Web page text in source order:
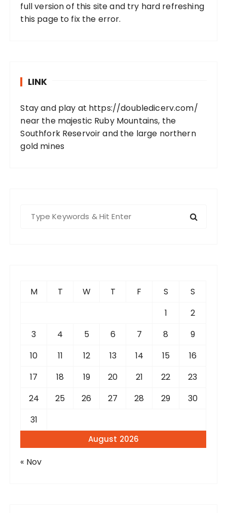
full version of this site and try hard refreshing
this page to fix the error.
LINK
Stay and play at https://doubledicerv.com/
near the majestic Ruby Mountains, the
Southfork Reservoir and the large northern
gold mines
August 2026
M T W T F S
S
1
2
3
4 5 6 7 8
9
10
11 12 13 14 15
16
17
18 19 20 21 22
23
24
25 26 27 28 29
30
31
« Nov